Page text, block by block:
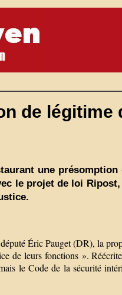
de légitime
une présomption
le projet de loi
Éric Pauget (DR), la
de leurs fonctions ».
le Code de la sécurité